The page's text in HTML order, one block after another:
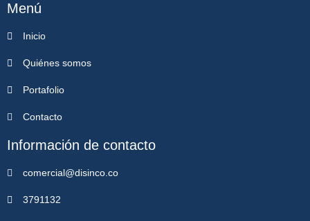
Menú
Inicio
Quiénes somos
Portafolio
Contacto
Información de contacto
comercial@disinco.co
3791132